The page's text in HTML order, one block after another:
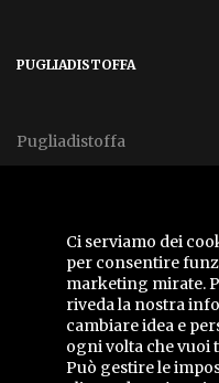
Ci serviamo dei
per consentire
marketing mirate.
riveda la nostra
cambiare idea e
ogni volta che vuoi
Può gestire le
PUGLIADISTOFFA
Pugliadistoffa